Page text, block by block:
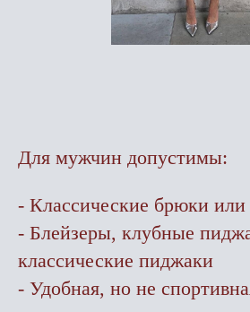
Для мужчин допустимы:
- Классические брюки
- Блейзеры, клубные
классические пиджаки
- Удобная, но не